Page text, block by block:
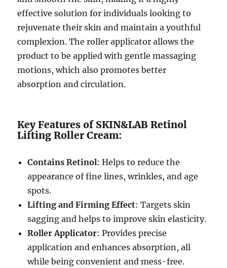
effective solution for individuals looking to
rejuvenate their skin and maintain a youthful
complexion. The roller applicator allows the
product to be applied with gentle massaging
motions, which also promotes better
absorption and circulation.
Key Features of SKIN&LAB Retinol
Lifting Roller Cream:
Contains Retinol: Helps to reduce the
appearance of fine lines, wrinkles, and age
spots.
Lifting and Firming Effect: Targets skin
sagging and helps to improve skin elasticity.
Roller Applicator: Provides precise
application and enhances absorption, all
while being convenient and mess-free.